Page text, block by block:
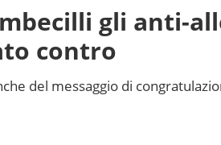
gli anti-
contro
del messaggio di